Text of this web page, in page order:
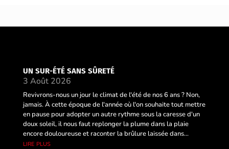
UN SUR-ÉTÉ SANS SÛRETÉ
3 Août 2026
Revivrons-nous un jour le climat de l'été de nos 6 ans ? Non,
jamais. À cette époque de l'année où l'on souhaite tout mettre
en pause pour adopter un autre rythme sous la caresse d'un
doux soleil, il nous faut replonger la plume dans la plaie
encore douloureuse et raconter la brûlure laissée dans...
lire plus